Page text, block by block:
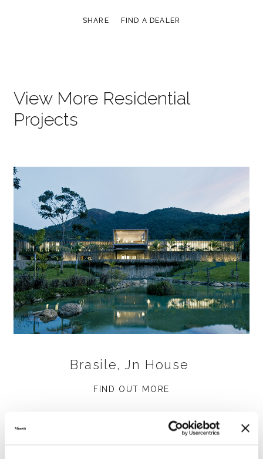
SHARE FIND A DEALER
View More Residential
Projects
Brasile, Jn House
FIND OUT MORE